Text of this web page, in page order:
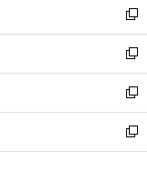
く
ィ
ン
ド
ウ
で
開
く
い
ウ
ィ
ン
ド
ウ
で
開
新
し
い
ウ
ィ
ン
ド
ウ
新
し
い
ウ
ィ
ン
新
し
い
ウ
新
し